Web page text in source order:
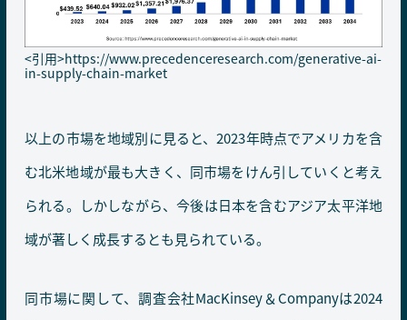
<引用>https://www.precedenceresearch.com/generative-ai-
in-supply-chain-market
以上の市場を地域別に見ると、2023年時点でアメリカを含
む北米地域が最も大きく、同市場をけん引していくと考え
られる。しかしながら、今後は日本を含むアジア太平洋地
域が著しく成長するとも見られている。
同市場に関して、調査会社MacKinsey＆Companyは2024